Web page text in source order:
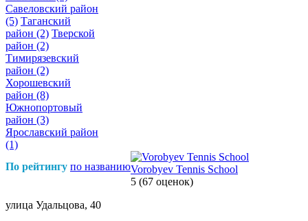
Савеловский район
(5) Таганский
район (2) Тверской
район (2)
Тимирязевский
район (2)
Хорошевский
район (8)
Южнопортовый
район (3)
Ярославский район
(1)
По рейтингу по названиюVorobyev Tennis School
5 (67 оценок)
улица Удальцова, 40